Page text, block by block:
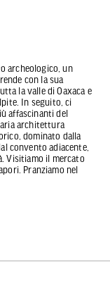
archeologico, un
con la sua
la valle di Oaxaca e
In seguito, ci
affascinanti del
architettura
dominato dalla
convento adiacente,
Visitiamo il mercato
Pranziamo nel